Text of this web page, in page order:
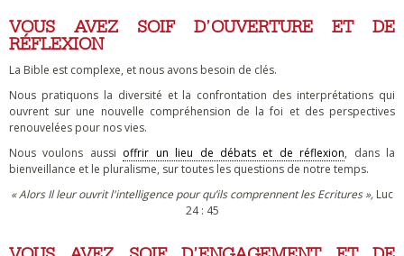
VOUS AVEZ SOIF D’OUVERTURE ET DE
RÉFLEXION
La Bible est complexe, et nous avons besoin de clés.
Nous pratiquons la diversité et la confrontation des interprétations qui
ouvrent sur une nouvelle compréhension de la foi et des perspectives
renouvelées pour nos vies.
Nous voulons aussi offrir un lieu de débats et de réflexion, dans la
bienveillance et le pluralisme, sur toutes les questions de notre temps.
« Alors Il leur ouvrit l'intelligence pour qu’ils comprennent les Ecritures », Luc
24 : 45